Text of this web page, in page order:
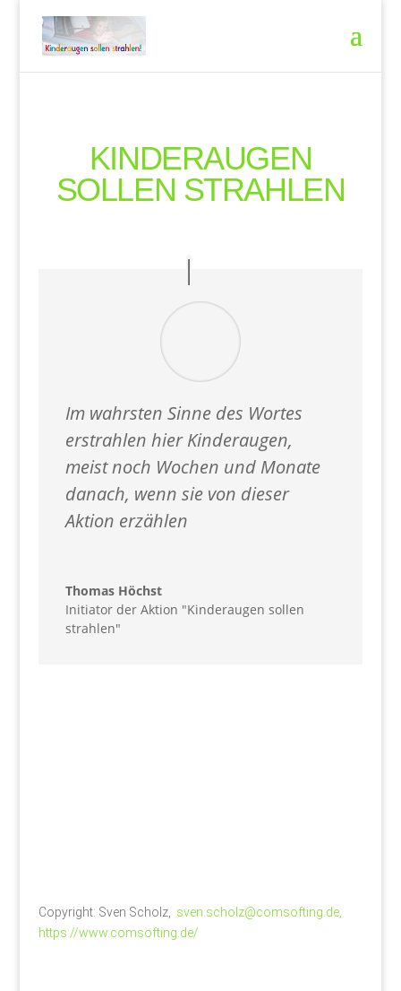
KINDERAUGEN
SOLLEN STRAHLEN
Im wahrsten Sinne des Wortes
erstrahlen hier Kinderaugen,
meist noch Wochen und Monate
danach, wenn sie von dieser
Aktion erzählen
Thomas Höchst
Initiator der Aktion "Kinderaugen sollen
strahlen"
Copyright: Sven Scholz, sven.scholz@comsofting.de,
https://www.comsofting.de/